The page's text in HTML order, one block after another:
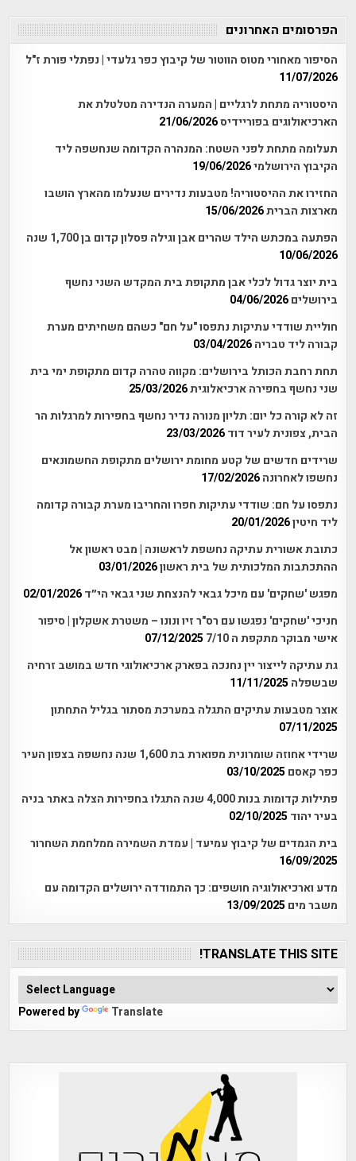
הפרסומים האחרונים
הסיפור מאחורי מטוס הווטור של קיבוץ כפר גלעדי | נפתלי פורת ז"ל
11/07/2026
היסטוריה מתחת לרגליים | המערה הנדירה מטלטלת את
הארכיאולוגים בפוריידיס21/06/2026
תעלומה מתחת לפני השטח: המנהרה הקדומה שנחשפה ליד
הקיבוץ הירושלמי19/06/2026
החזירו את ההיסטוריה! מטבעות נדירים שנעלמו מהארץ הושבו
מארצות הברית15/06/2026
הפתעה במכתש הילד שהרים אבן וגילה פסלון קדום בן 1,700 שנה
10/06/2026
בית יוצר גדול לכלי אבן מתקופת בית המקדש השני נחשף
בירושלים 04/06/2026
חוליית שודדי עתיקות נתפסו "על חם" כשהם משחיתים מערת
קבורה ליד טבריה 03/04/2026
תחת רחבת הכותל בירושלים: מקווה טהרה קדום מתקופת ימי בית
שני נחשף בחפירה ארכיאלוגית25/03/2026
זה לא קורה כל יום: תליון מנורה נדיר נחשף בחפירות למרגלות הר
הבית, צפונית לעיר דוד 23/03/2026
שרידים חדשים של קטע מחומת ירושלים מתקופת החשמונאים
נחשפו לאחרונה 17/02/2026
נתפסו על חם: שודדי עתיקות חפרו והחריבו מערת קבורה קדומה
ליד חיטין20/01/2026
כתובת אשורית עתיקה נחשפת לראשונה | מבט ראשון אל
ההתכתבות המלכותית של בית ראשון03/01/2026
מפגש 'שחקים' עם מיכל גבאי להנצחת שני גבאי הי״ד 02/01/2026
חניכי 'שחקים' נפגשו עם רס"ר זיו ונונו – משטרת אשקלון | סיפור
אישי מבוקר מתקפת ה 7/10
07/12/2025
גת עתיקה לייצור יין נחנכה בפארק ארכיאולוגי חדש במושב זרחיה
שבשפלה 11/11/2025
אוצר מטבעות עתיקים התגלה במערכת מסתור בגליל התחתון
07/11/2025
שרידי אחוזה שומרונית מפוארת בת 1,600 שנה נחשפה בצפון העיר
כפר קאסם 03/10/2025
פתילות קדומות בנות 4,000 שנה התגלו בחפירות הצלה באתר בניה
בעיר יהוד 02/10/2025
בית הגמדים של קיבוץ עמיעד | עמדת השמירה ממלחמת השחרור
16/09/2025
מדע וארכיאולוגיה חושפים: כך התמודדה ירושלים הקדומה עם
משבר מים 13/09/2025
TRANSLATE THIS SITE!
Powered by Translate